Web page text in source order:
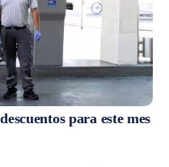
para este mes